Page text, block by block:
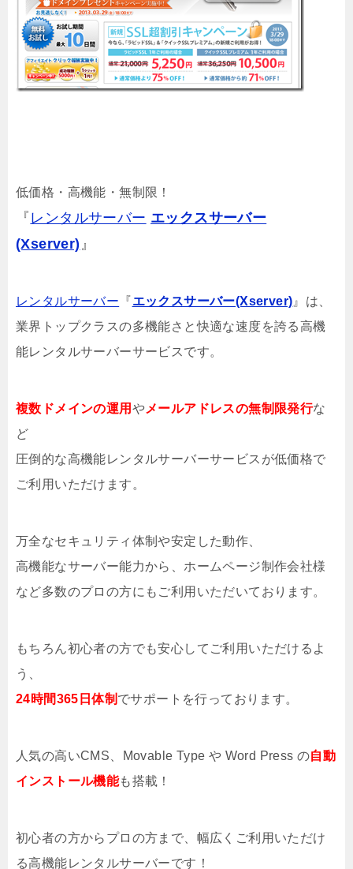
低価格・高機能・無制限！
『 レンタルサーバー エックスサーバー
(Xserver) 』
レンタルサーバー 『エックスサーバー(Xserver) 』は、
業界トップクラスの多機能さと快適な速度を誇る高機
能レンタルサーバーサービスです。
複数ドメインの運用 やメールアドレスの無制限発行な
ど
圧倒的な高機能レンタルサーバーサービスが低価格で
ご利用いただけます。
万全なセキュリティ体制や安定した動作、
高機能なサーバー能力から、ホームページ制作会社様
など多数のプロの方にもご利用いただいております。
もちろん初心者の方でも安心してご利用いただけるよ
う、
24時間365日体制 でサポートを行っております。
人気の高いCMS、Movable Type や Word Press の自動
インストール機能も搭載！
初心者の方からプロの方まで、幅広くご利用いただけ
る高機能レンタルサーバーです！